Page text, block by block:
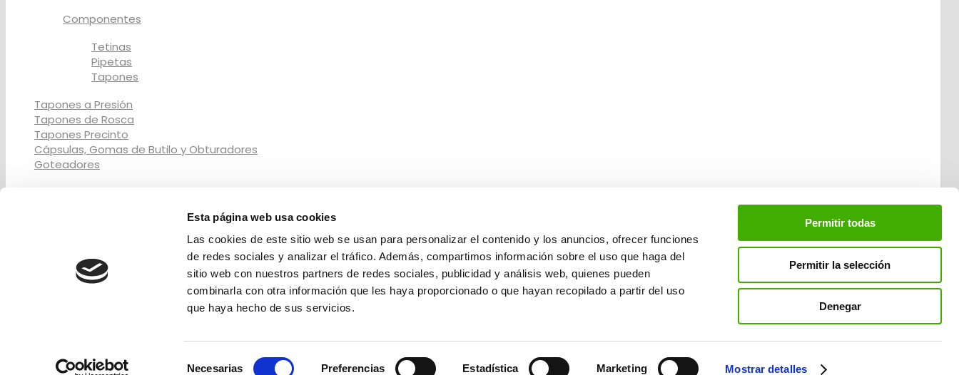
Esta página web usa cookies
Las cookies de este sitio web se usan para personalizar el contenido y los anuncios, ofrecer funciones
de redes sociales y analizar el tráfico. Además, compartimos información sobre el uso que haga del
sitio web con nuestros partners de redes sociales, publicidad y análisis web, quienes pueden
combinarla con otra información que les haya proporcionado o que hayan recopilado a partir del uso
que haya hecho de sus servicios.
Necesarias Preferencias Estadística Marketing Mostrar detalles
Permitir todas
Permitir la selección
Denegar
Componentes
Tetinas
Pipetas
Tapones
Tapones a Presión
Tapones de Rosca
Tapones Precinto
Cápsulas, Gomas de Butilo y Obturadores
Goteadores
Termo-Grabado
Tampografía
Aviso Legal